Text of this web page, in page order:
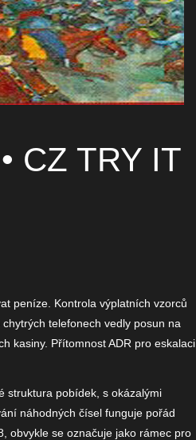
CZ TRY IT
peníze. Kontrola výplatních vzorců
telefonech vedly posun na
kasiny. Přítomnost ADR pro eskalaci.
struktura pobídek, s okázalými
náhodných čísel funguje pořád
obvykle se označuje jako rámec pro